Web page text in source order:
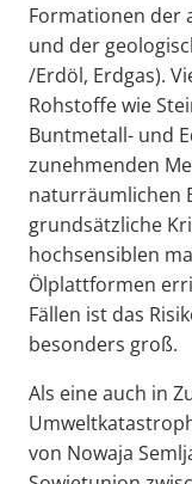
Formationen der
und der
/Erdöl, Erdgas).
Rohstoffe wie
Buntmetall- und
zunehmenden
naturräumlichen
grundsätzliche
hochsensiblen
Ölplattformen
Fällen ist das
besonders groß.
Als eine auch in
von Nowaja